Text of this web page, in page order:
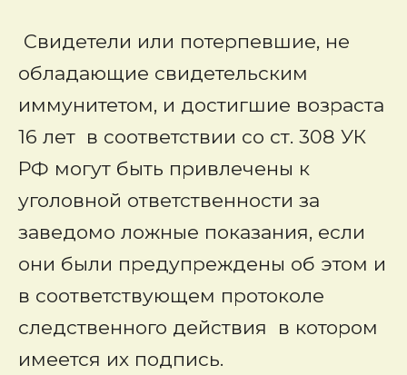
Свидетели или потерпевшие, не
обладающие свидетельским
иммунитетом, и достигшие возраста
16 лет в соответствии со ст. 308 УК
РФ могут быть привлечены к
уголовной ответственности за
заведомо ложные показания, если
они были предупреждены об этом и
в соответствующем протоколе
следственного действия в котором
имеется их подпись.